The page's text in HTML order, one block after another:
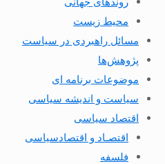
محیط زیست
مسائل راهبردی در سیاست
پژوهش‌ها
موضوعات برنامه ای
سیاست و اندیشه سیاسی
اقتصاد سیاسی
اقتصـاد و اقتصاد‌سیاسی
فلسفه